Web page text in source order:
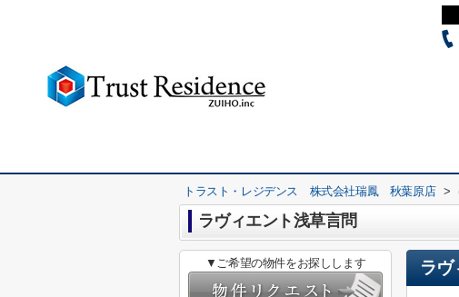
トラスト・レジデンス 株式会社瑞鳳 秋葉原店 >
ラヴィエント浅草言問
ラヴ
▼ご希望の物件をお探しします